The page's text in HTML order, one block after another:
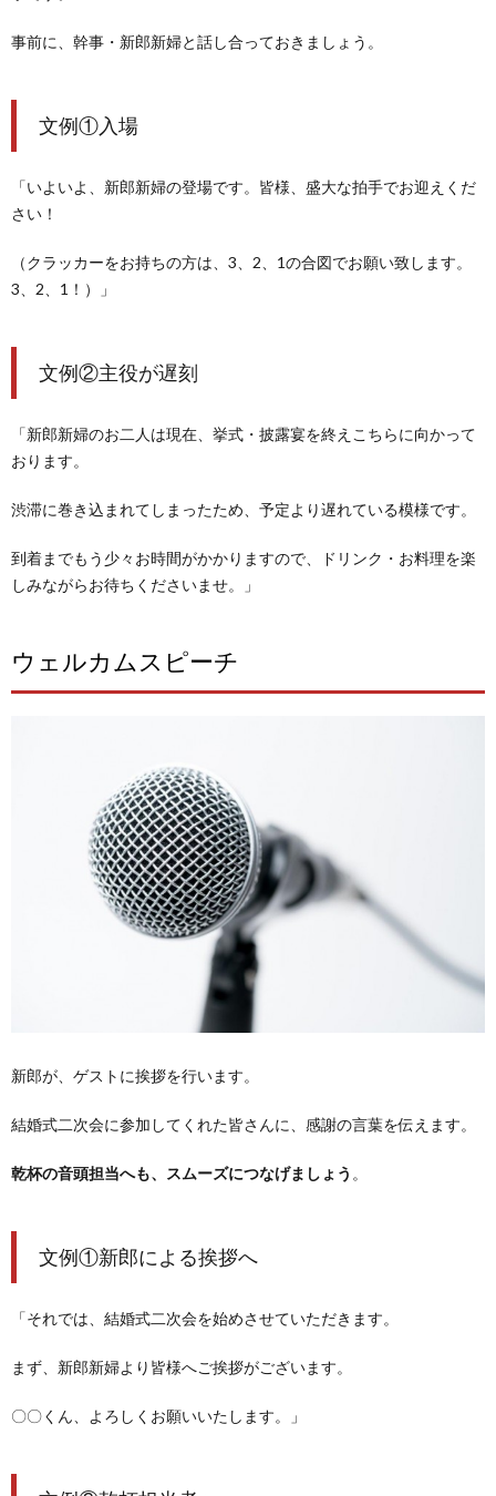
事前に、幹事・新郎新婦と話し合っておきましょう。
文例①入場
「いよいよ、新郎新婦の登場です。 皆様、盛大な拍手でお迎えくだ
さい！
（クラッカーをお持ちの方は、3、2、1の合図でお願い致します。
3、2、1！）」
文例②主役が遅刻
「新郎新婦のお二人は現在、挙式・披露宴を終えこちらに向かって
おります。
渋滞に巻き込まれてしまったため、予定より遅れている模様です。
到着までもう少々お時間がかかりますので、ドリンク・お料理を楽
しみながらお待ちくださいませ。」
ウェルカムスピーチ
新郎が、ゲストに挨拶を行います。
結婚式二次会に参加してくれた皆さんに、感謝の言葉を伝えます。
乾杯の音頭担当へも、スムーズにつなげましょう 。
文例①新郎による挨拶へ
「それでは、結婚式二次会を始めさせていただきます。
まず、新郎新婦より皆様へご挨拶がございます。
〇〇くん、よろしくお願いいたします。」